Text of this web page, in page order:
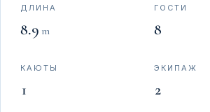
ДЛИНА
8.9 m
ГОСТИ
8
КАЮТЫ
1
ЭКИПАЖ
2